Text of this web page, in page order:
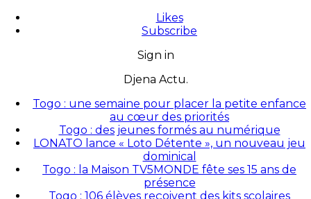
Likes
Subscribe
Sign in
Djena Actu.
Togo : une semaine pour placer la petite enfance
au cœur des priorités
Togo : des jeunes formés au numérique
LONATO lance « Loto Détente », un nouveau jeu
dominical
Togo : la Maison TV5MONDE fête ses 15 ans de
présence
Togo : 106 élèves reçoivent des kits scolaires